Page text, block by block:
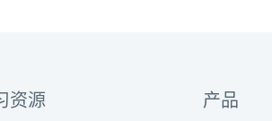
资源 产品